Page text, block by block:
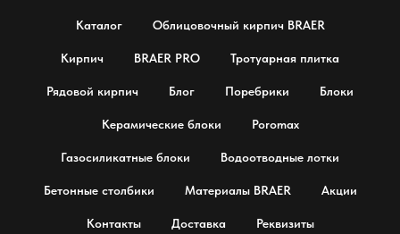
Каталог Облицовочный кирпич BRAER
Кирпич BRAER PRO Тротуарная плитка
Рядовой кирпич Блог Поребрики Блоки
Керамические блоки Poromax
Газосиликатные блоки Водоотводные лотки
Бетонные столбики Материалы BRAER Акции
Контакты Доставка Реквизиты